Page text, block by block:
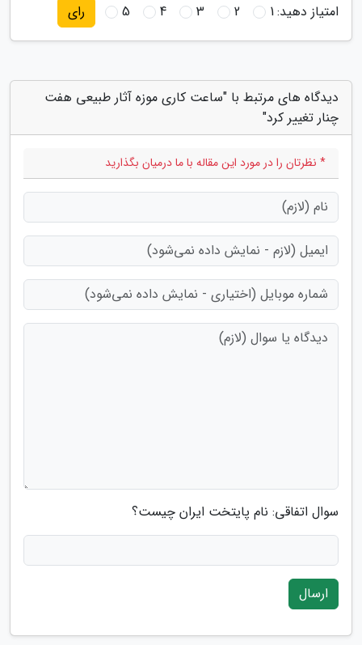
امتیاز دهید:1
2
3
4
5 رای
دیدگاه های مرتبط با "ساعت کاری موزه آثار طبیعی هفت
چنار تغییر کرد"
* نظرتان را در مورد این مقاله با ما درمیان بگذارید
سوال اتفاقی: نام پایتخت ایران چیست؟
ارسال